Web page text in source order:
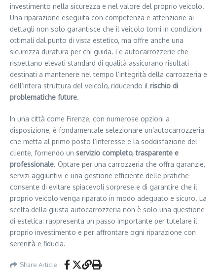
investimento nella sicurezza e nel valore del proprio veicolo.
Una riparazione eseguita con competenza e attenzione ai
dettagli non solo garantisce che il veicolo torni in condizioni
ottimali dal punto di vista estetico, ma offre anche una
sicurezza duratura per chi guida. Le autocarrozzerie che
rispettano elevati standard di qualità assicurano risultati
destinati a mantenere nel tempo l’integrità della carrozzeria e
dell’intera struttura del veicolo, riducendo il rischio di
problematiche future.
In una città come Firenze, con numerose opzioni a
disposizione, è fondamentale selezionare un’autocarrozzeria
che metta al primo posto l’interesse e la soddisfazione del
cliente, fornendo un servizio completo, trasparente e
professionale. Optare per una carrozzeria che offra garanzie,
servizi aggiuntivi e una gestione efficiente delle pratiche
consente di evitare spiacevoli sorprese e di garantire che il
proprio veicolo venga riparato in modo adeguato e sicuro. La
scelta della giusta autocarrozzeria non è solo una questione
di estetica: rappresenta un passo importante per tutelare il
proprio investimento e per affrontare ogni riparazione con
serenità e fiducia.
Share Article